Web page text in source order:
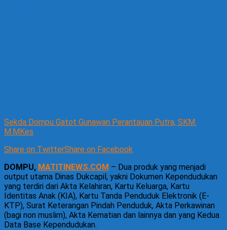
Sekda Dompu Gatot Gunawan Perantauan Putra, SKM.
M.MKes
Share on TwitterShare on Facebook
DOMPU, MATITINEWS.COM – Dua produk yang menjadi
output utama Dinas Dukcapil, yakni Dokumen Kependudukan
yang terdiri dari Akta Kelahiran, Kartu Keluarga, Kartu
Identitas Anak (KIA), Kartu Tanda Penduduk Elektronik (E-
KTP), Surat Keterangan Pindah Penduduk, Akta Perkawinan
(bagi non muslim), Akta Kematian dan lainnya dan yang Kedua
Data Base Kependudukan.